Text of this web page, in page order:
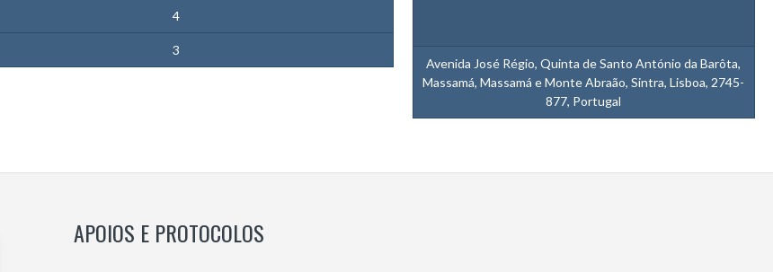
Avenida José Régio, Quinta de Santo António da Barôta,
Massamá, Massamá e Monte Abraão, Sintra, Lisboa, 2745-
877, Portugal
4
3
APOIOS E PROTOCOLOS